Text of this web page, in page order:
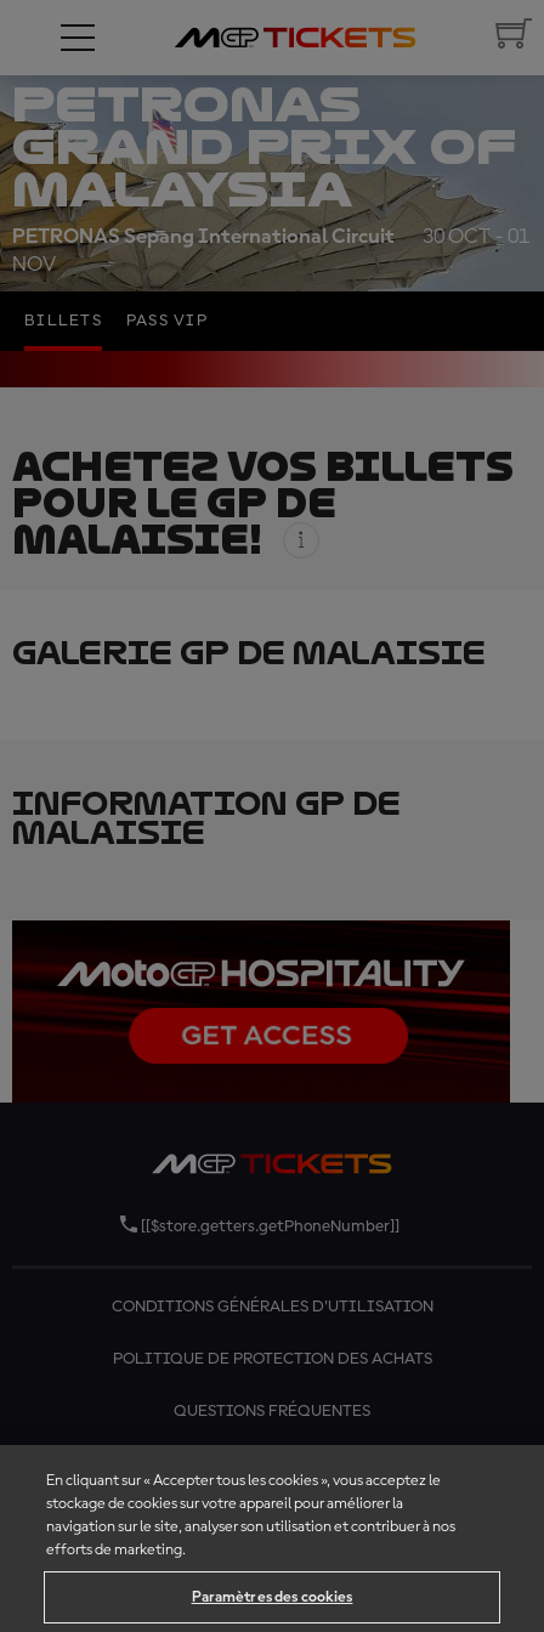
PETRONAS
GRAND PRIX OF
MALAYSIA
PETRONAS Sepang International Circuit
30 OCT - 01
NOV
BILLETS PASS VIP
ACHETEZ VOS BILLETS
POUR LE GP DE
MALAISIE!
GALERIE GP DE MALAISIE
INFORMATION GP DE
MALAISIE
[[$store.getters.getPhoneNumber]]
CONDITIONS GÉNÉRALES D'UTILISATION
POLITIQUE DE PROTECTION DES ACHATS
QUESTIONS FRÉQUENTES
En cliquant sur « Accepter tous les cookies », vous acceptez le
stockage de cookies sur votre appareil pour améliorer la
navigation sur le site, analyser son utilisation et contribuer à nos
efforts de marketing.
Paramètres des cookies